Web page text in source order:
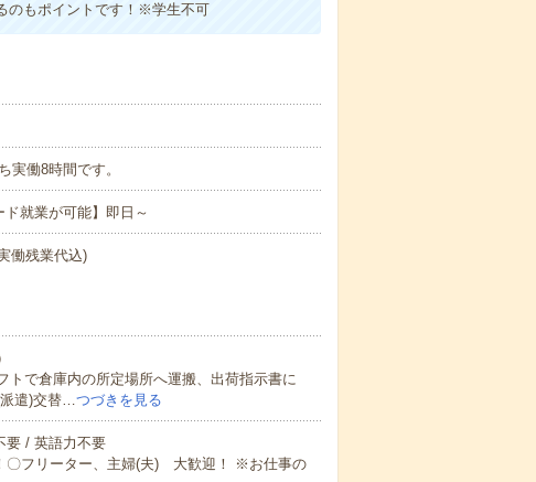
のもポイントです！※学生不可
働8時間です。
就業が可能】即日～
働残業代込)
トで倉庫内の所定場所へ運搬、出荷指示書に
派遣)交替…つづきを見る
要 / 英語力不要
〇フリーター、主婦(夫) 大歓迎！ ※お仕事の